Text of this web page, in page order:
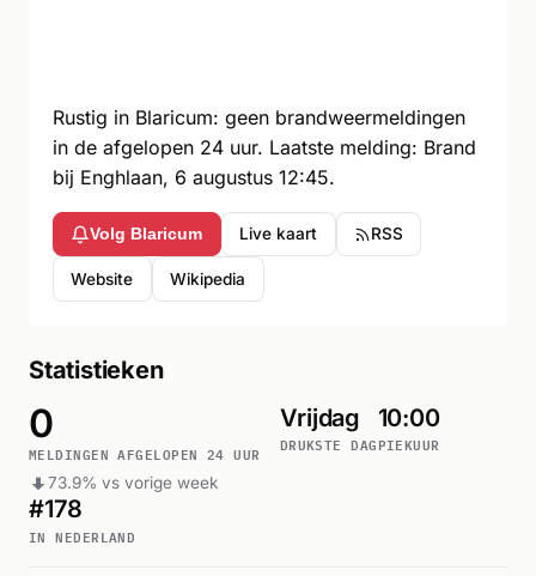
Rustig in Blaricum: geen brandweermeldingen
in de afgelopen 24 uur. Laatste melding: Brand
bij Enghlaan, 6 augustus 12:45.
Volg Blaricum Live kaart RSS
Website Wikipedia
Statistieken
0
MELDINGEN AFGELOPEN 24 UUR
73.9% vs vorige week
Vrijdag
DRUKSTE DAG
10:00
PIEKUUR
#178
IN NEDERLAND